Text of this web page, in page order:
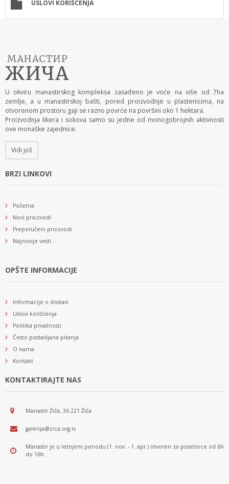
USLOVI KORIŠĆENJA
U okviru manastirskog kompleksa zasađeno je voće na više od 7ha
zemlje, a u manastirskoj bašti, pored proizvodnje u plastenicima, na
otvorenom prostoru gaji se razno povrće na površini oko 1 hektara.
Proizvodnja likera i sokova samo su jedne od monogobrojnih aktivnosti
ove monaške zajednice.
Vidi još
BRZI LINKOVI
Početna
Novi proizvodi
Preporučeni proizvodi
Najnovije vesti
OPŠTE INFORMACIJE
Informacije o dostavi
Uslovi korišćenja
Politika privatnosti
Često postavljana pitanja
O nama
Kontakt
KONTAKTIRAJTE NAS
Manastir Žiča, 36 221 Žiča
galerija@zica.org.rs
Manastir je u letnjem periodu (1. nov. - 1. apr.) otvoren za posetioce od 6h
do 16h.